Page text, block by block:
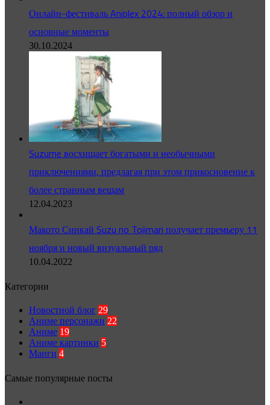
Онлайн-фестиваль Aniplex 2024: полный обзор и
основные моменты
30.10.2024
Suzume восхищает богатыми и необычными
приключениями, предлагая при этом прикосновение к
более странным вещам
12.04.2023
Макото Синкай Suzu no Tojimari получает премьеру 11
ноября и новый визуальный ряд
10.04.2022
Категории
Новостной блог 29
Аниме персонажи 22
Аниме 19
Аниме картинки 5
Манги 4
Самые популярные посты